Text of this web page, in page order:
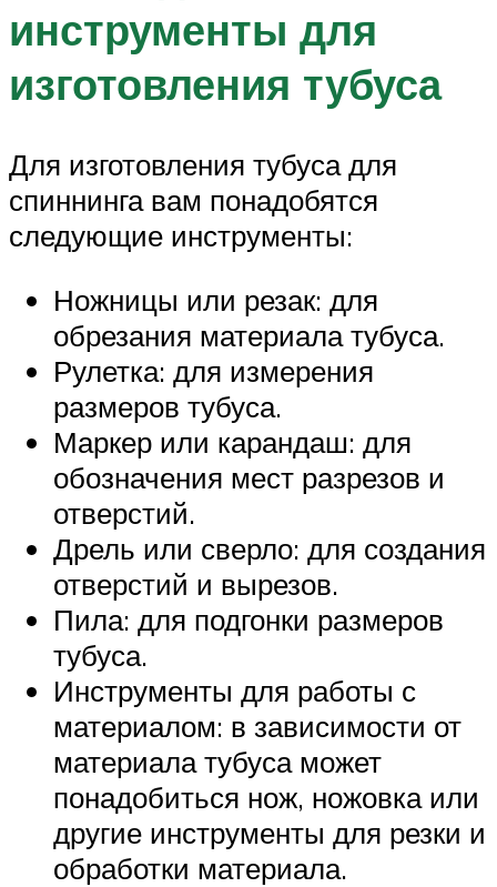
инструменты для
изготовления тубуса
Для изготовления тубуса для
спиннинга вам понадобятся
следующие инструменты:
Ножницы или резак: для
обрезания материала тубуса.
Рулетка: для измерения
размеров тубуса.
Маркер или карандаш: для
обозначения мест разрезов и
отверстий.
Дрель или сверло: для создания
отверстий и вырезов.
Пила: для подгонки размеров
тубуса.
Инструменты для работы с
материалом: в зависимости от
материала тубуса может
понадобиться нож, ножовка или
другие инструменты для резки и
обработки материала.